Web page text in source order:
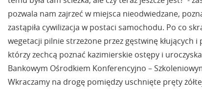
pozwala nam zajrzeć w miejsca nieodwiedzane,
zastąpiła cywilizacja w postaci samochodu. Po co
wegetacji pilnie strzeżone przez gęstwinę kłujących
którzy zechcą poznać kazimierskie ostępy i
Bankowym Ośrodkiem Konferencyjno –
Wkraczamy na drogę pomiędzy uschnięte pręty